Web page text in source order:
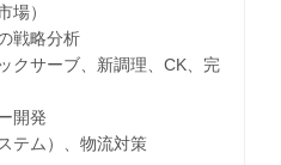
場）
戦略分析
サーブ、新調理、CK、完
開発
ム）、物流対策